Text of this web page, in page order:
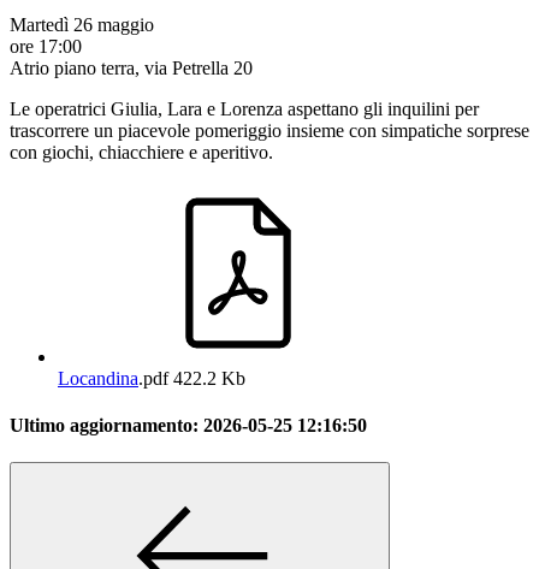
Martedì 26 maggio
ore 17:00
Atrio piano terra, via Petrella 20
Le operatrici Giulia, Lara e Lorenza aspettano gli inquilini per
trascorrere un piacevole pomeriggio insieme con simpatiche sorprese
con giochi, chiacchiere e aperitivo.
Locandina.pdf422.2 Kb
Ultimo aggiornamento: 2026-05-25 12:16:50